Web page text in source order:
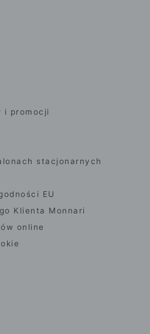
i promocji
stacjonarnych
EU
Klienta Monnari
online